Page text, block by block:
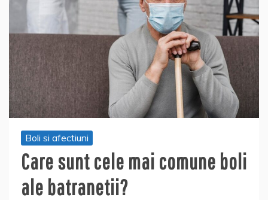
Boli si afectiuni
Care sunt cele mai comune boli
ale batranetii?